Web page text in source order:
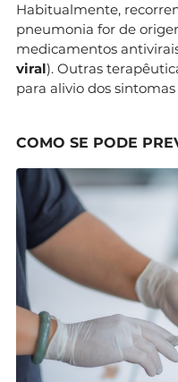
Habitualmente,
pneumonia for de
medicamentos
viral). Outras
para alivio dos
COMO SE PODE